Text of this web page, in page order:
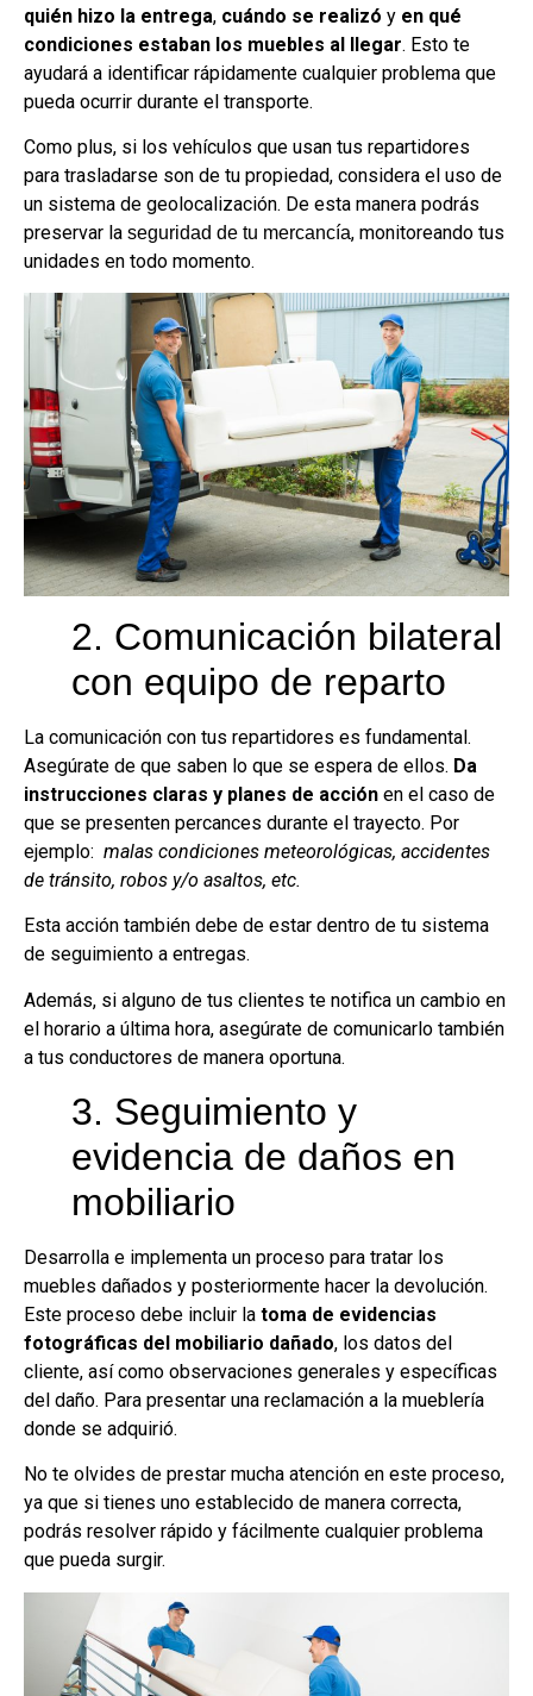
quién hizo la entrega, cuándo se realizó y en qué
condiciones estaban los muebles al llegar. Esto te
ayudará a identificar rápidamente cualquier problema que
pueda ocurrir durante el transporte.
Como plus, si los vehículos que usan tus repartidores
para trasladarse son de tu propiedad, considera el uso de
un sistema de geolocalización. De esta manera podrás
preservar la seguridad de tu mercancía, monitoreando tus
unidades en todo momento.
2. Comunicación bilateral
con equipo de reparto
La comunicación con tus repartidores es fundamental.
Asegúrate de que saben lo que se espera de ellos. Da
instrucciones claras y planes de acción en el caso de
que se presenten percances durante el trayecto. Por
ejemplo: malas condiciones meteorológicas, accidentes
de tránsito, robos y/o asaltos, etc.
Esta acción también debe de estar dentro de tu sistema
de seguimiento a entregas.
Además, si alguno de tus clientes te notifica un cambio en
el horario a última hora, asegúrate de comunicarlo también
a tus conductores de manera oportuna.
3. Seguimiento y
evidencia de daños en
mobiliario
Desarrolla e implementa un proceso para tratar los
muebles dañados y posteriormente hacer la devolución.
Este proceso debe incluir la toma de evidencias
fotográficas del mobiliario dañado, los datos del
cliente, así como observaciones generales y específicas
del daño. Para presentar una reclamación a la mueblería
donde se adquirió.
No te olvides de prestar mucha atención en este proceso,
ya que si tienes uno establecido de manera correcta,
podrás resolver rápido y fácilmente cualquier problema
que pueda surgir.